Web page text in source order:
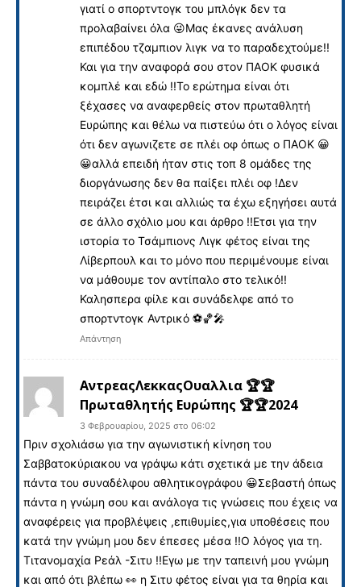
γιατί ο σπορτντογκ του μπλόγκ δεν τα
προλαβαίνει όλα 😜Μας έκανες ανάλυση
επιπέδου τζαμπιον λιγκ να το παραδεχτούμε!!
Και για την αναφορά σου στον ΠΑΟΚ φυσικά
κομπλέ και εδώ !!Το ερώτημα είναι ότι
ξέχασες να αναφερθείς στον πρωταθλητή
Ευρώπης και θέλω να πιστεύω ότι ο λόγος είναι
ότι δεν αγωνιζετε σε πλέι οφ όπως ο ΠΑΟΚ 😀
😀αλλά επειδή ήταν στις τοπ 8 ομάδες της
διοργάνωσης δεν θα παίξει πλέι οφ !Δεν
πειράζει έτσι και αλλιώς τα έχω εξηγήσει αυτά
σε άλλο σχόλιο μου και άρθρο !!Ετσι για την
ιστορία το Τσάμπιονς Λιγκ φέτος είναι της
Λίβερπουλ και το μόνο που περιμένουμε είναι
να μάθουμε τον αντίπαλο στο τελικό!!
Καλησπερα φίλε και συνάδελφε από το
σπορτντογκ Αντρικό ⚽️🏀🎤
Απάντηση
ΑντρεαςΛεκκαςΟυαλλια 🏆🏆
Πρωταθλητής Ευρώπης 🏆🏆2024
3 Φεβρουαρίου, 2025 στο 06:02
Πριν σχολιάσω για την αγωνιστική κίνηση του
Σαββατοκύριακου να γράψω κάτι σχετικά με την άδεια
πάντα του συναδέλφου αθλητικογράφου 😀Σεβαστή όπως
πάντα η γνώμη σου και ανάλογα τις γνώσεις που έχεις να
αναφέρεις για προβλέψεις ,επιθυμίες,για υποθέσεις που
κατά την γνώμη μου δεν έπεσες μέσα !!Ο λόγος για τη.
Τιτανομαχία Ρεάλ -Σιτυ !!Εγω με την ταπεινή μου γνώμη
και από ότι βλέπω 👀 η Σιτυ φέτος είναι για τα θηρία και